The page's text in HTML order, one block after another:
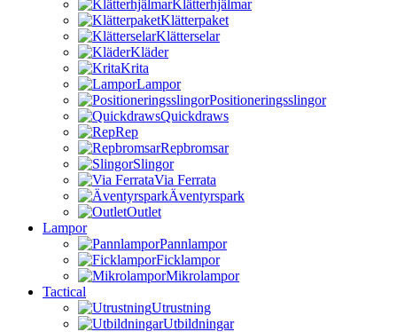
Klätterhjälmar
Klätterpaket
Klätterselar
Kläder
Krita
Lampor
Positioneringsslingor
Quickdraws
Rep
Repbromsar
Slingor
Via Ferrata
Äventyrspark
Outlet
Lampor
Pannlampor
Ficklampor
Mikrolampor
Tactical
Utrustning
Utbildningar